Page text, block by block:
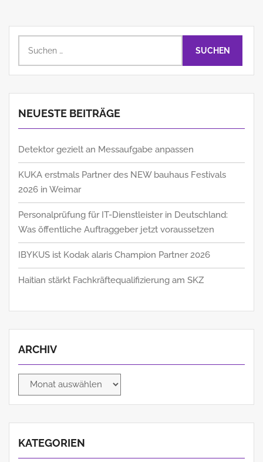
nach:
NEUESTE BEITRÄGE
Detektor gezielt an Messaufgabe anpassen
KUKA erstmals Partner des NEW bauhaus Festivals
2026 in Weimar
Personalprüfung für IT-Dienstleister in Deutschland:
Was öffentliche Auftraggeber jetzt voraussetzen
IBYKUS ist Kodak alaris Champion Partner 2026
Haitian stärkt Fachkräftequalifizierung am SKZ
ARCHIV
Archiv
KATEGORIEN